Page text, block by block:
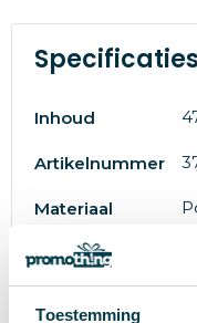
Toestemming
Specificaties
Inhoud
Artikelnummer
Materiaal
Maat